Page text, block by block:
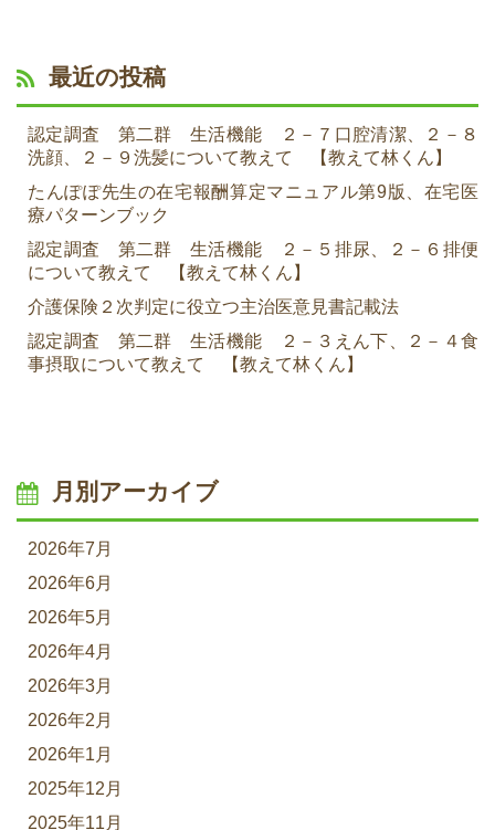
最近の投稿
認定調査 第二群 生活機能 ２－７口腔清潔、２－８
洗顔、２－９洗髪について教えて 【教えて林くん】
たんぽぽ先生の在宅報酬算定マニュアル第9版、在宅医
療パターンブック
認定調査 第二群 生活機能 ２－５排尿、２－６排便
について教えて 【教えて林くん】
介護保険２次判定に役立つ主治医意見書記載法
認定調査 第二群 生活機能 ２－３えん下、２－４食
事摂取について教えて 【教えて林くん】
月別アーカイブ
2026年7月
2026年6月
2026年5月
2026年4月
2026年3月
2026年2月
2026年1月
2025年12月
2025年11月